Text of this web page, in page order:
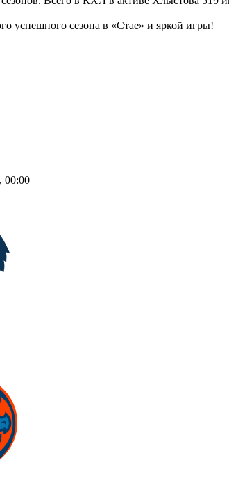
успешного сезона в «Стае» и яркой игры!
00:00